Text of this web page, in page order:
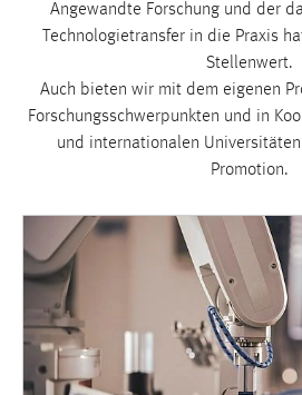
Angewandte Forschung und der
Technologietransfer in die Praxis
Stellenwert.
Auch bieten wir mit dem eigenen
Forschungsschwerpunkten und in
und internationalen
Promotion.